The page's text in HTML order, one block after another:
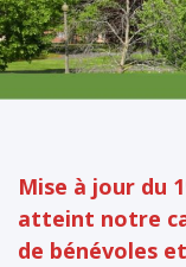
Mise à jour du
atteint notre
de bénévoles